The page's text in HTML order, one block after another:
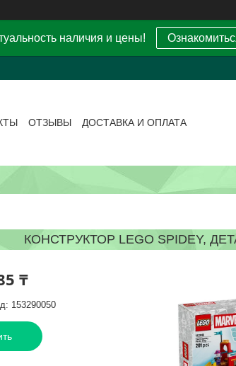
наличия и цены!
ОТЗЫВЫ ДОСТАВКА И ОПЛАТА
КОНСТРУКТОР LEGO SPIDEY,
₸
153290050